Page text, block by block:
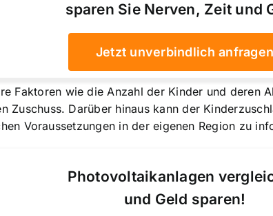
sparen Sie Nerven, Zeit und
Jetzt unverbindlich anfragen
Faktoren wie die Anzahl der Kinder und deren
Zuschuss. Darüber hinaus kann der
Voraussetzungen in der eigenen Region zu
Photovoltaikanlagen
und Geld sparen!